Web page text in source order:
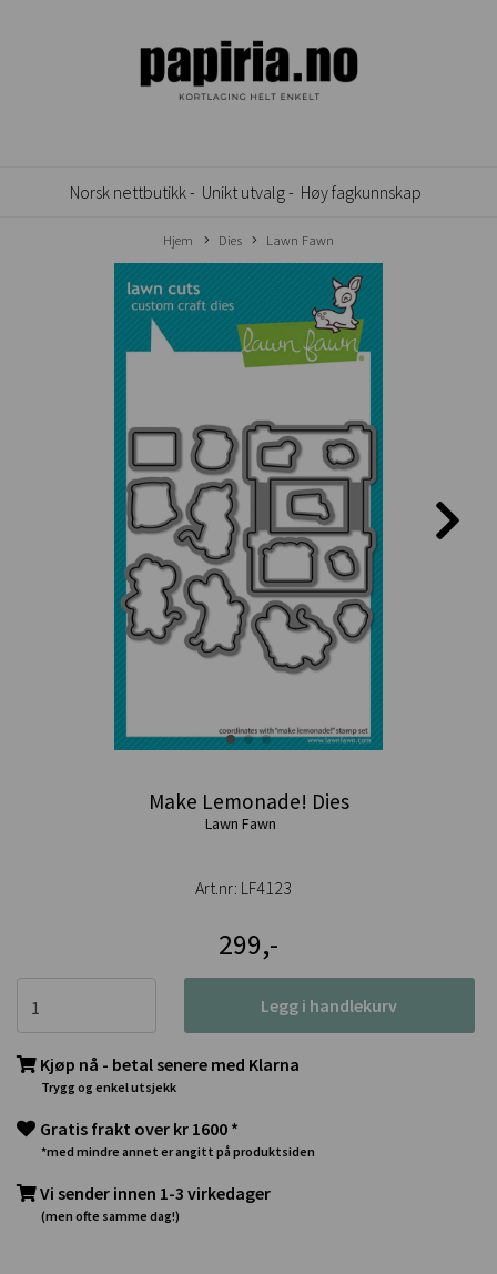
Norsk nettbutikk - Unikt utvalg - Høy fagkunnskap
Hjem Dies Lawn Fawn
Make Lemonade! Dies
Lawn Fawn
Art.nr: LF4123
299,-
Legg i handlekurv
Kjøp nå - betal senere med Klarna
Trygg og enkel utsjekk
Gratis frakt over kr 1600 *
*med mindre annet er angitt på produktsiden
Vi sender innen 1-3 virkedager
(men ofte samme dag!)